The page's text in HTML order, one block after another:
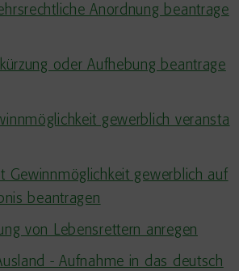
Anordnung beantrage
oder Aufhebung beantrage
gewerblich veransta
Gewinnmöglichkeit gewerblich auf
beantragen
von Lebensrettern anregen
- Aufnahme in das deutsch